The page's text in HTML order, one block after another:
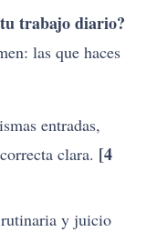
tu trabajo diario?
las que haces
entradas,
clara. [4
y juicio